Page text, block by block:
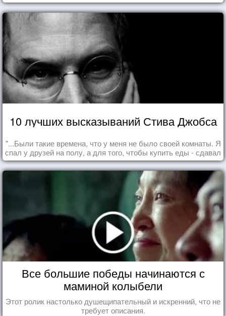
10 лучших высказываний Стива Джобса
"...Были такие времена, что у меня не было своей комнаты. Я
спал у друзей на полу, а для того, чтобы купить еды - сдавал
бутылки из под кока-колы"
Все большие победы начинаются с
маминой колыбели
Этот ролик настолько душещипательный и искренний, что не
требует описания.